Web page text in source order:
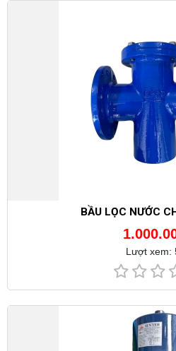
BẦU LỌC NƯỚC
Lượt xem: